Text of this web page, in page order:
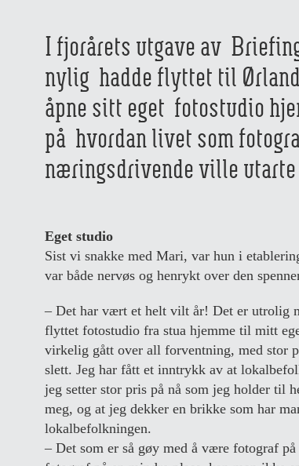
I fjorårets utgave av
nylig hadde flyttet til
åpne sitt eget fotostudio
på hvordan livet som
næringsdrivende ville utarte
Eget studio
Sist vi snakke med Mari, var hun i
var både nervøs og henrykt over den
– Det har vært et helt vilt år! Det er utrolig
flyttet fotostudio fra stua hjemme til mitt
virkelig gått over all forventning, med stor
slett. Jeg har fått et inntrykk av at
jeg setter stor pris på nå som jeg holder til
meg, og at jeg dekker en brikke som har
lokalbefolkningen.
– Det som er så gøy med å være fotograf